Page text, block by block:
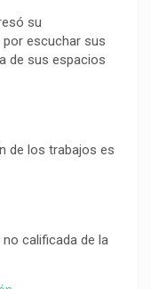
su
escuchar sus
de sus espacios
de los trabajos es
calificada de la